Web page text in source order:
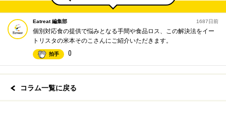
Eatreat 編集部 1687日前
個別対応食の提供で悩みとなる手間や食品ロス、この解決法をイー
トリスタの米本そのこさんにご紹介いただきます。
拍手 0
コラム一覧に戻る